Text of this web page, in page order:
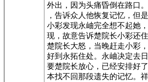
外出，因为头痛昏倒在路口
，告诉众人他恢复记忆，但
小彩发现永岫完全想不起她
现，故意告诉楚院长小彩还
楚院长大怒，当晚赶走小彩
好到永拓住处。永岫决定去
要楚院长放心，已经安排好
本找不回那段遗失的记忆。